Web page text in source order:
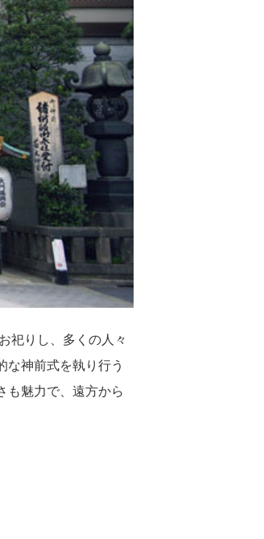
祀りし、多くの人々
な神前式を執り行う
も魅力で、遠方から